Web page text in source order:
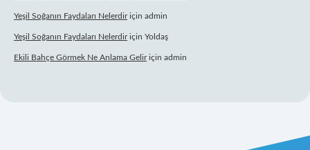
Yeşil Soğanın Faydaları Nelerdiriçin admin
Yeşil Soğanın Faydaları Nelerdiriçin Yoldaş
Ekili Bahçe Görmek Ne Anlama Geliriçin admin